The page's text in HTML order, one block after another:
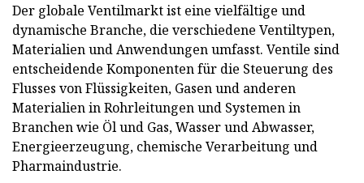
Der globale Ventilmarkt ist eine vielfältige und
dynamische Branche, die verschiedene Ventiltypen,
Materialien und Anwendungen umfasst. Ventile sind
entscheidende Komponenten für die Steuerung des
Flusses von Flüssigkeiten, Gasen und anderen
Materialien in Rohrleitungen und Systemen in
Branchen wie Öl und Gas, Wasser und Abwasser,
Energieerzeugung, chemische Verarbeitung und
Pharmaindustrie.